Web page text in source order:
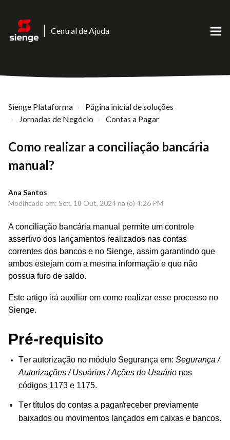
Central de Ajuda
Sienge Plataforma
Página inicial de soluções
Jornadas de Negócio
Contas a Pagar
Como realizar a conciliação bancária
manual?
Ana Santos
Modificado em: Sex, 18 Out, 2024 na (o) 4:26 PM
A conciliação bancária manual permite um controle
assertivo dos lançamentos realizados nas contas
correntes dos bancos e no Sienge, assim garantindo que
ambos estejam com a mesma informação e que não
possua furo de saldo.
Este artigo irá auxiliar em como realizar esse processo no
Sienge.
Pré-requisito
Ter autorização no módulo Segurança em: Segurança /
Autorizações / Usuários / Ações do Usuário nos
códigos 1173 e 1175.
Ter títulos do contas a pagar/receber previamente
baixados ou movimentos lançados em caixas e bancos.